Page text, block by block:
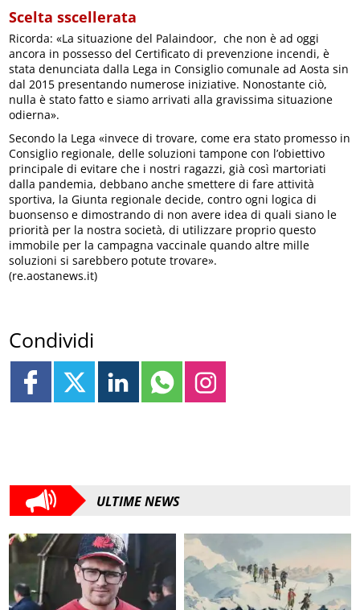
Scelta sscellerata
Ricorda: «La situazione del Palaindoor, che non è ad oggi
ancora in possesso del Certificato di prevenzione incendi, è
stata denunciata dalla Lega in Consiglio comunale ad Aosta sin
dal 2015 presentando numerose iniziative. Nonostante ciò,
nulla è stato fatto e siamo arrivati alla gravissima situazione
odierna».
Secondo la Lega «invece di trovare, come era stato promesso in
Consiglio regionale, delle soluzioni tampone con l’obiettivo
principale di evitare che i nostri ragazzi, già così martoriati
dalla pandemia, debbano anche smettere di fare attività
sportiva, la Giunta regionale decide, contro ogni logica di
buonsenso e dimostrando di non avere idea di quali siano le
priorità per la nostra società, di utilizzare proprio questo
immobile per la campagna vaccinale quando altre mille
soluzioni si sarebbero potute trovare».
(re.aostanews.it)
Condividi
ULTIME NEWS